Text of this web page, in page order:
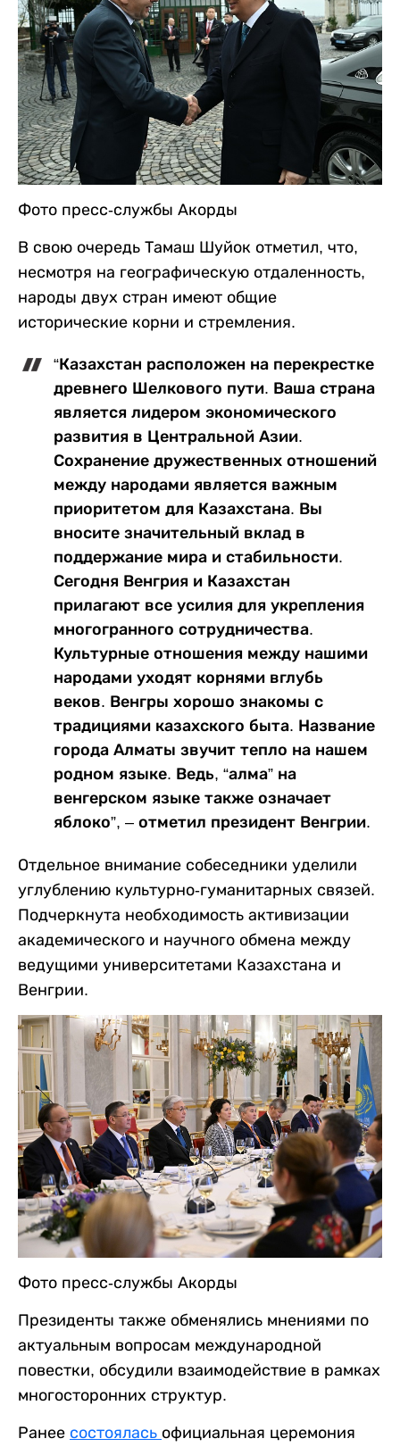
Фото пресс-службы Акорды
В свою очередь Тамаш Шуйок отметил, что,
несмотря на географическую отдаленность,
народы двух стран имеют общие
исторические корни и стремления.
“Казахстан расположен на перекрестке
древнего Шелкового пути. Ваша страна
является лидером экономического
развития в Центральной Азии.
Сохранение дружественных отношений
между народами является важным
приоритетом для Казахстана. Вы
вносите значительный вклад в
поддержание мира и стабильности.
Сегодня Венгрия и Казахстан
прилагают все усилия для укрепления
многогранного сотрудничества.
Культурные отношения между нашими
народами уходят корнями вглубь
веков. Венгры хорошо знакомы с
традициями казахского быта. Название
города Алматы звучит тепло на нашем
родном языке. Ведь, “алма” на
венгерском языке также означает
яблоко”, – отметил президент Венгрии.
Отдельное внимание собеседники уделили
углублению культурно-гуманитарных связей.
Подчеркнута необходимость активизации
академического и научного обмена между
ведущими университетами Казахстана и
Венгрии.
Фото пресс-службы Акорды
Президенты также обменялись мнениями по
актуальным вопросам международной
повестки, обсудили взаимодействие в рамках
многосторонних структур.
Ранее состоялась официальная церемония